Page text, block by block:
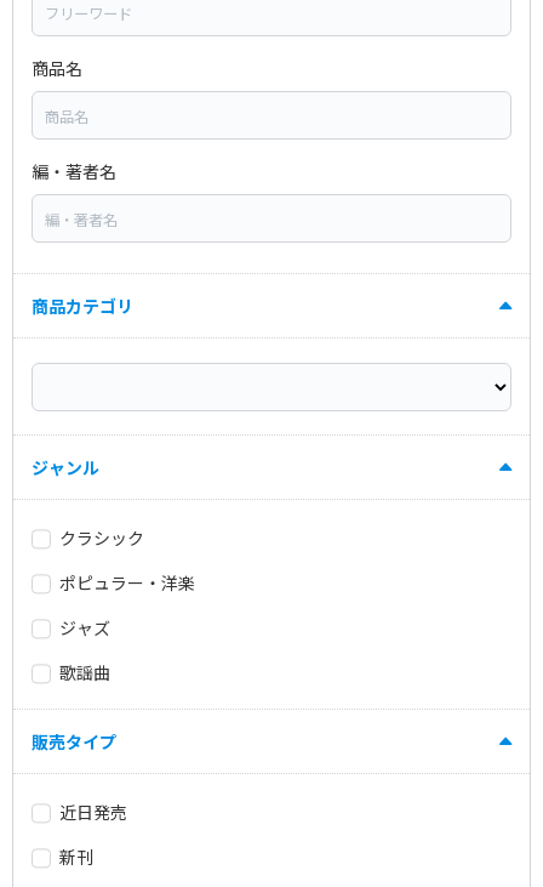
商品名
編・著者名
商品カテゴリ
ジャンル
クラシック
ポピュラー・洋楽
ジャズ
歌謡曲
販売タイプ
近日発売
新刊